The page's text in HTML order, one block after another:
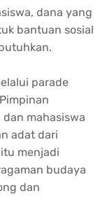
dana yang
bantuan sosial
parade
mahasiswa
adat dari
menjadi
budaya
dan